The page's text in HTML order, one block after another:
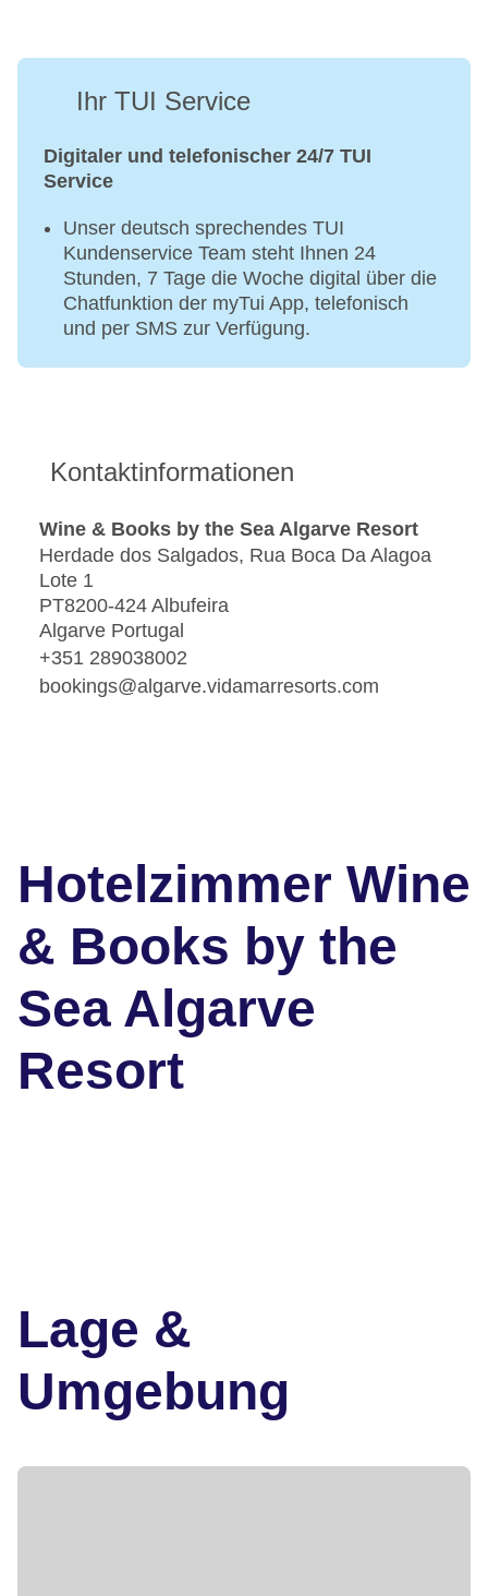
Ihr TUI Service
Digitaler und telefonischer 24/7 TUI
Service
Unser deutsch sprechendes TUI
Kundenservice Team steht Ihnen 24
Stunden, 7 Tage die Woche digital über die
Chatfunktion der myTui App, telefonisch
und per SMS zur Verfügung.
Kontaktinformationen
Wine & Books by the Sea Algarve Resort
Herdade dos Salgados, Rua Boca Da Alagoa
Lote 1
PT8200-424 Albufeira
Algarve Portugal
+351 289038002
bookings@algarve.vidamarresorts.com
Hotelzimmer Wine
& Books by the
Sea Algarve
Resort
Lage &
Umgebung